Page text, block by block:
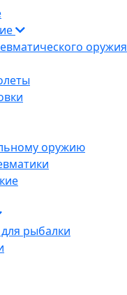
оружия
оружию
рыбалки